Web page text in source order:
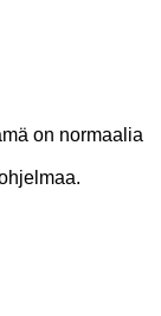
on normaalia